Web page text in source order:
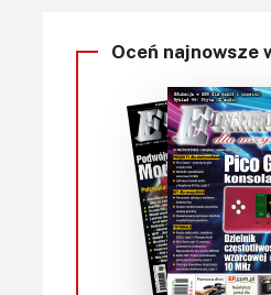
Oceń najnowsze